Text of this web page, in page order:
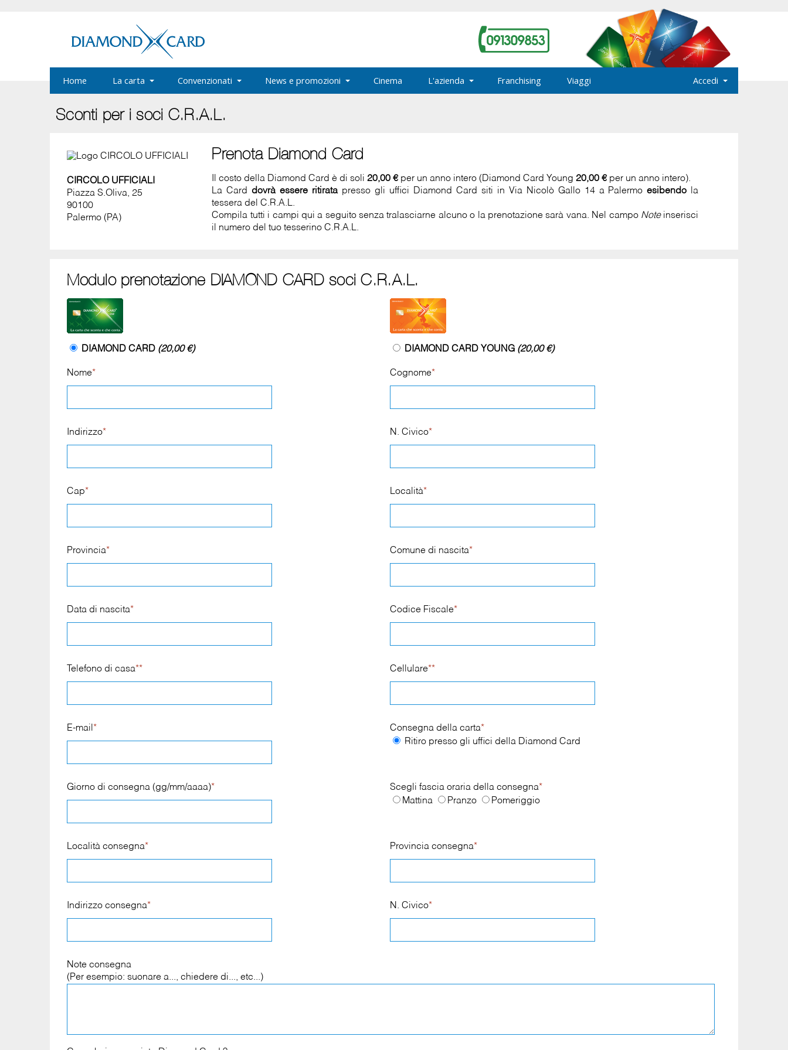
Home La carta Convenzionati News e promozioni Cinema L'azienda Franchising Viaggi Accedi
Sconti per i soci C.R.A.L.
CIRCOLO UFFICIALI
Piazza S.Oliva, 25
90100
Palermo (PA)
Prenota Diamond Card
Il costo della Diamond Card è di soli20,00 €per un anno intero (Diamond Card Young20,00 €per un anno intero).
La Card dovrà essere ritiratapresso gli uffici Diamond Card siti in Via Nicolò Gallo 14 a Palermoesibendo la
tessera del C.R.A.L.
Compila tutti i campi qui a seguito senza tralasciarne alcuno o la prenotazione sarà vana. Nel campo Noteinserisci
il numero del tuo tesserino C.R.A.L.
Modulo prenotazione DIAMOND CARD soci C.R.A.L.
DIAMOND CARD (20,00 €) DIAMOND CARD YOUNG (20,00 €)
Nome* Cognome*
Indirizzo* N. Civico*
Cap* Località*
Provincia* Comune di nascita*
Data di nascita* Codice Fiscale*
Telefono di casa** Cellulare**
E-mail * Consegna della carta*
Ritiro presso gli uffici della Diamond Card
Giorno di consegna (gg/mm/aaaa)* Scegli fascia oraria della consegna*
Mattina
Pranzo Pomeriggio
Località consegna* Provincia consegna*
Indirizzo consegna* N. Civico*
Note consegna
(Per esempio: suonare a..., chiedere di..., etc...)